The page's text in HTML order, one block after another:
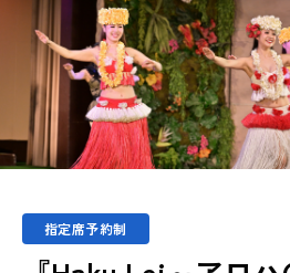
有料予約席
指定席予約制